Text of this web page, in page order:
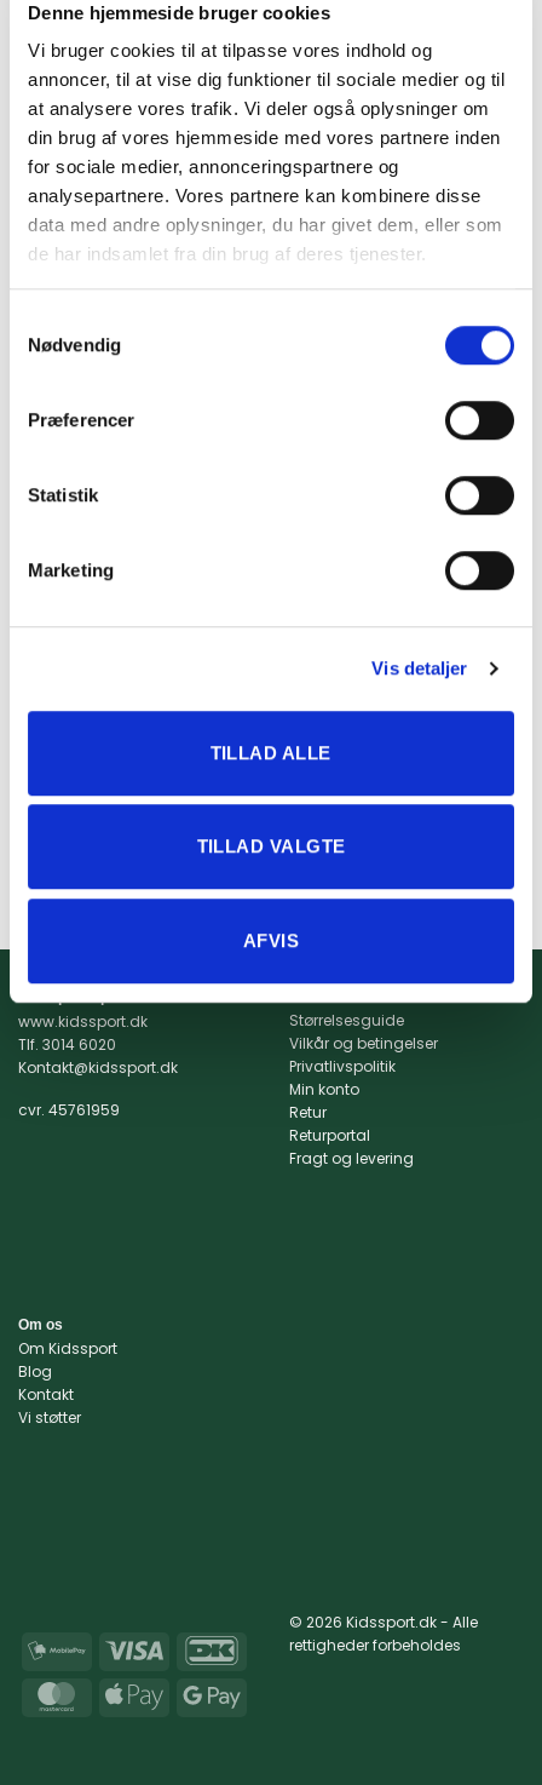
Denne hjemmeside bruger cookies
Vi bruger cookies til at tilpasse vores indhold og
annoncer, til at vise dig funktioner til sociale medier og til
at analysere vores trafik. Vi deler også oplysninger om
din brug af vores hjemmeside med vores partnere inden
for sociale medier, annonceringspartnere og
analysepartnere. Vores partnere kan kombinere disse
data med andre oplysninger, du har givet dem, eller som
de har indsamlet fra din brug af deres tjenester.
Nødvendig
Præferencer
Statistik
Marketing
Vis detaljer
TILLAD ALLE
TILLAD VALGTE
AFVIS
FODBOLD
Hummel Shimmer set –
Black/Bridal Rose
299,95 kr.
VÆLG MULIGHEDER
Dette
har
flere
varianter.
Mulighederne
Hummel Mix Mid Waist
Tights – Lavender Mist
229,95kr.
VÆLG MULIGHEDER
har
flere
varianter.
Mulighederne
vælges
Hummel Mix Mid Waist
229,95kr.
VÆLG MULIGHEDER
vare
varianter.
Mulighederne
kan
Kidssport ApS
www.kidssport.dk
Tlf. 3014 6020
Kontakt@kidssport.dk
cvr. 45761959
Info
Størrelsesguide
Vilkår og betingelser
Privatlivspolitik
Min konto
Retur
Returportal
Fragt og levering
Om os
Om Kidssport
Blog
Kontakt
Vi støtter
MobilePay Visa DanKort
MasterCardApple
Google
© 2026 Kidssport.dk - Alle
rettigheder forbeholdes